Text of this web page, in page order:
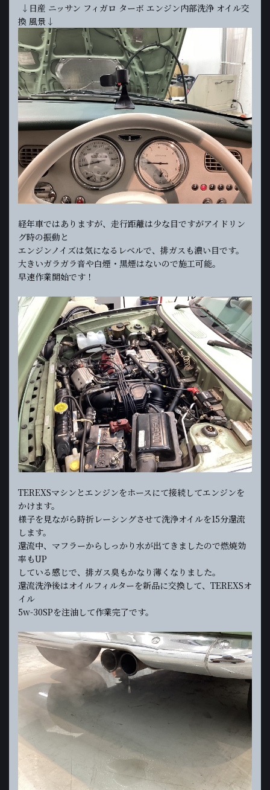
↓日産 ニッサン フィガロ ターボ エンジン内部洗浄 オイル交
換 風景↓
経年車ではありますが、走行距離は少な目ですがアイドリン
グ時の振動と
エンジンノイズは気になるレベルで、排ガスも濃い目です。
大きいガラガラ音や白煙・黒煙はないので施工可能。
早速作業開始です！
TEREXSマシンとエンジンをホースにて接続してエンジンを
かけます。
様子を見ながら時折レーシングさせて洗浄オイルを15分還流
します。
還流中、マフラーからしっかり水が出てきましたので燃焼効
率もUP
している感じで、排ガス臭もかなり薄くなりました。
還流洗浄後はオイルフィルターを新品に交換して、TEREXSオ
イル
5w-30SPを注油して作業完了です。